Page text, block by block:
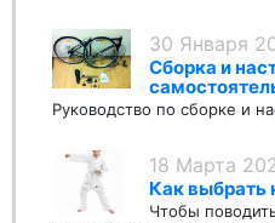
30 Января
Сборка и
Руководство по сборке и
18 Марта
Как выбрать
Чтобы